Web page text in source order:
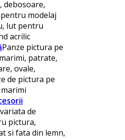
debosoare,
modelaj
lut pentru
acrilic
Panze pictura pe
patrate,
ovale,
de pictura pe
de
pictura,
si fata din lemn,